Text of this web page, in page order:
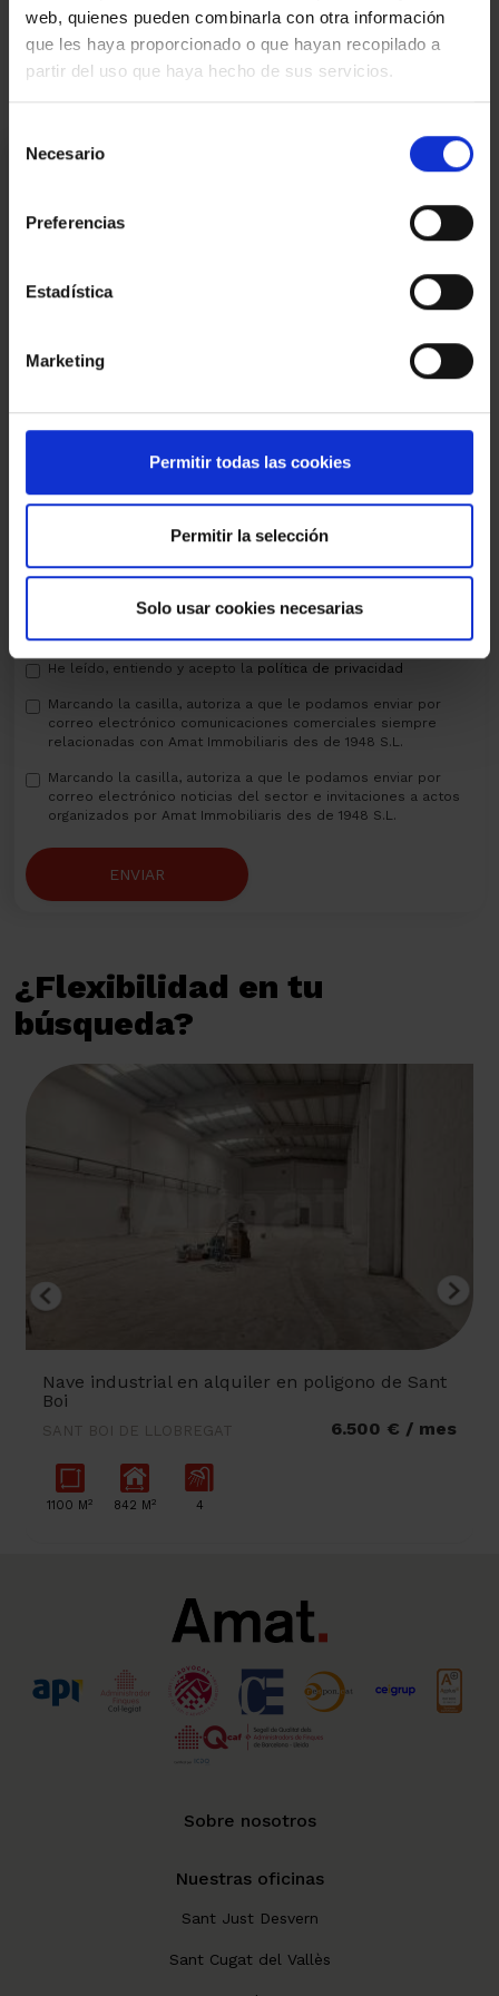
web, quienes pueden combinarla con otra información
que les haya proporcionado o que hayan recopilado a
partir del uso que haya hecho de sus servicios.
Necesario
Preferencias
Estadística
Marketing
Permitir todas las cookies
Permitir la selección
Solo usar cookies necesarias
Estoy interesado
Ref.:
33437
Mensaje
He leído, entiendo y acepto la política de privacidad
Marcando la casilla, autoriza a que le podamos enviar por
correo electrónico comunicaciones comerciales siempre
relacionadas con Amat Immobiliaris des de 1948 S.L.
Marcando la casilla, autoriza a que le podamos enviar por
correo electrónico noticias del sector e invitaciones a actos
organizados por Amat Immobiliaris des de 1948 S.L.
ENVIAR
¿Flexibilidad en tu
búsqueda?
Nave industrial en alquiler en poligono de Sant
Boi
SANT BOI DE LLOBREGAT 6.500 € / mes
1100 M 2 842 M 2 4
Sobre nosotros
Nuestras oficinas
Sant Just Desvern
Sant Cugat del Vallès